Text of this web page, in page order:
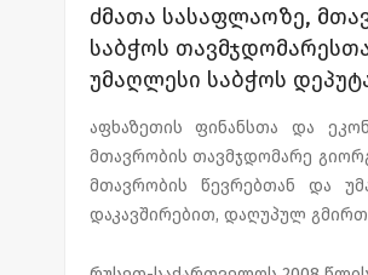
ძმათა სასაფლაოზე,
საბჭოს
უმაღლესი საბჭოს
აფხაზეთის ფინანსთა და
მთავრობის თავმჯდომარე
მთავრობის წევრებთან და
დაკავშირებით, დაღუპულ